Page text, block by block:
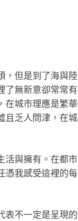
，但是到了海與陸
了無新意卻常常有
在城市理應是繁華
且乏人問津，在城
活與擁有。在都市
憑我感受這裡的每
表不一定是呈現的